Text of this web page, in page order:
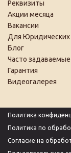
Реквизиты
Акции месяца
Вакансии
Для Юридических
Блог
Часто
Гарантия
Видеогалерея
Политика
Политика по
Согласие на